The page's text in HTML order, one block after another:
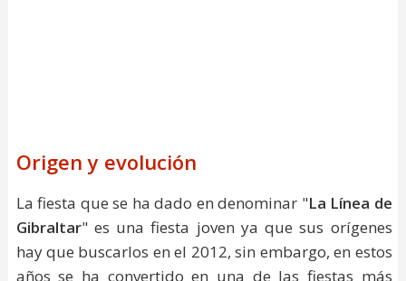
Origen y evolución
La fiesta que se ha dado en denominar "La Línea de
Gibraltar" es una fiesta joven ya que sus orígenes
hay que buscarlos en el 2012, sin embargo, en estos
años se ha convertido en una de las fiestas más